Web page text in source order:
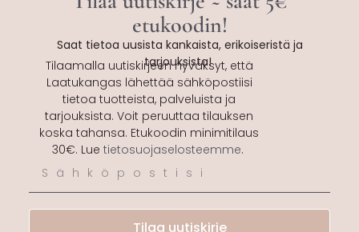
etukoodin!
Saat tietoa uusista kankaista, erikoiseristä ja
tarjouksista!
Tilaamalla uutiskirjeen hyväksyt, että
Laatukangas lähettää sähköpostiisi
tietoa tuotteista, palveluista ja
tarjouksista. Voit peruuttaa tilauksen
koska tahansa. Etukoodin minimitilaus
30€. Lue tietosuojaselosteemme.
Tilaa uutiskirje